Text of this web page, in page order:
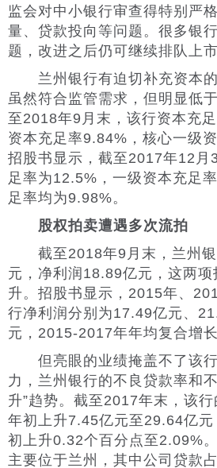
监会对中小银行审查得特别严
量、贷款投向等问题。很多银
题，改进之后仍可继续排队上市
兰州银行有迫切补充资本的
虽然符合监管需求，但明显低
至2018年9月末，该行资本充
资本充足率9.84%，核心一级
招股书显示，截至2017年12月
足率为12.5%，一级资本充足
足率均为9.98%。
股权拍卖遭遇多次流拍
截至2018年9月末，兰州银
元，净利润18.89亿元，这两项
升。招股书显示，2015年、
行净利润分别为17.49亿元、
元，2015-2017年年均复合增
但亮眼的业绩掩盖不了该行
力，兰州银行的不良贷款率和
升”趋势。截至2017年末，该
年初上升7.45亿元至29.64亿
初上升0.32个百分点至2.09%
主要位于兰州，其中公司贷款